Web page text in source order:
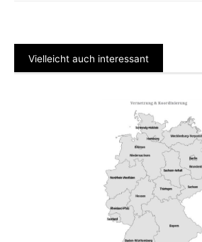
Vielleicht auch interessant